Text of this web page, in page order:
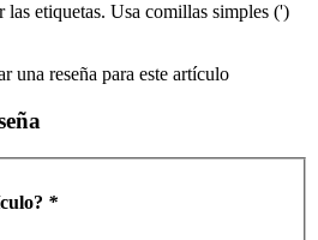
las etiquetas. Usa comillas simples (')
una reseña para este artículo
*